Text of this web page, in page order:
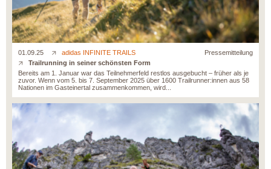
01.09.25 adidas INFINITE TRAILS
Pressemitteilung
Trailrunning in seiner schönsten Form
Bereits am 1. Januar war das Teilnehmerfeld restlos ausgebucht – früher als je
zuvor. Wenn vom 5. bis 7. September 2025 über 1600 Trailrunner:innen aus 58
Nationen im Gasteinertal zusammenkommen, wird...